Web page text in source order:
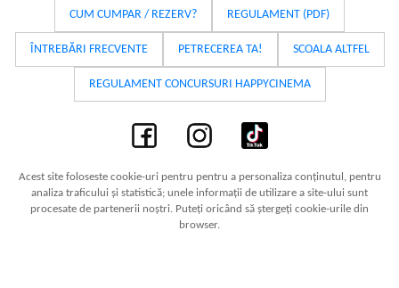
CUM CUMPAR / REZERV? REGULAMENT (PDF)
ÎNTREBĂRI FRECVENTE PETRECEREA TA! SCOALA ALTFEL
REGULAMENT CONCURSURI HAPPYCINEMA
Acest site foloseste cookie-uri pentru pentru a personaliza conținutul, pentru
analiza traficului și statistică; unele informații de utilizare a site-ului sunt
procesate de partenerii noștri. Puteți oricând să ștergeți cookie-urile din
browser.